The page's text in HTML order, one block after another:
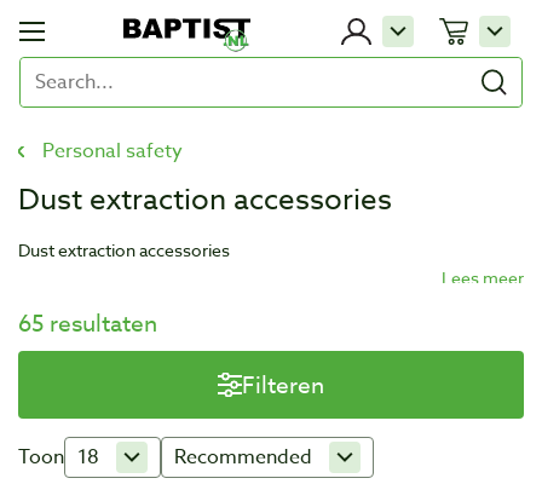
Personal safety
Dust extraction accessories
Dust extraction accessories
65 resultaten
Filteren
Toon 18 Recommended